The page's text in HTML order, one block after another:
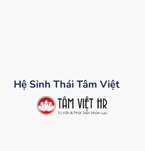
Hệ Sinh Thái Tâm Việt